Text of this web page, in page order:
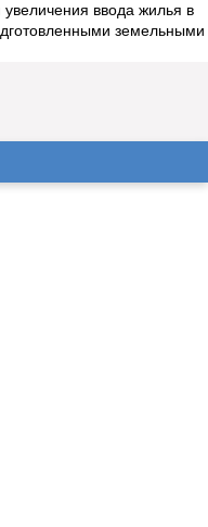
ввода жилья в
земельными